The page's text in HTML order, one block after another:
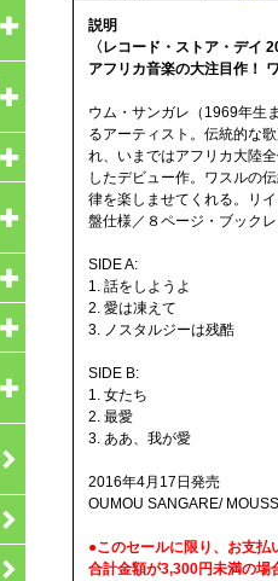
説明
〈レコード・ストア・デイ
アフリカ音楽の大注目作！
ウム・サンガレ（1969年生
るアーティスト。伝統的な
れ、いまではアフリカ大陸
したデビュー作。ワスルの
律を楽しませてくれる。リ
盤仕様／８ページ・ブック
SIDE A:
1. 話をしようよ
2. 愛は凍えて
3. ノスタルジーは残酷
SIDE B:
1. 女たち
2. 最愛
3. ああ、我が愛
2016年4月17日発売
OUMOU SANGARE/
●このセールに限り、お支払
合計金額が3,300円未満の場